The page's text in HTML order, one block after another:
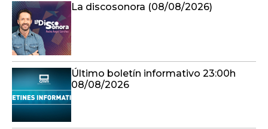
La discosonora (08/08/2026)
Último boletín informativo 23:00h
08/08/2026